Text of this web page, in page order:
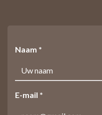
Naam *
E-mail *